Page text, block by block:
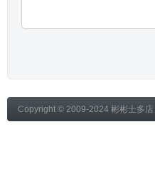
Copyright © 2009-2024 彬彬士多店